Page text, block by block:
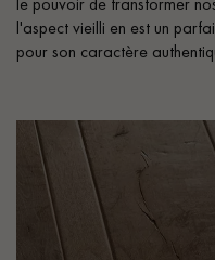
l'aspect vieilli en est un
pour son caractère